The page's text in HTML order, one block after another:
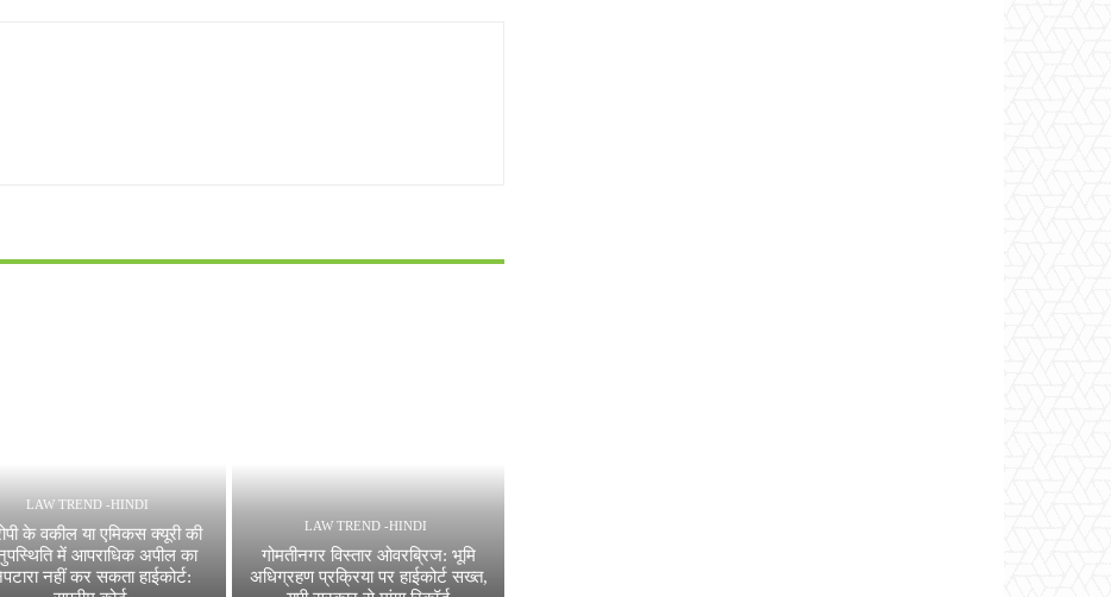
LAW TREND -HINDI
के वकील या एमिकस क्यूरी की
में आपराधिक अपील का
नहीं कर सकता हाईकोर्ट:
LAW TREND -HINDI
गोमतीनगर विस्तार ओवरब्रिज: भूमि
अधिग्रहण प्रक्रिया पर हाईकोर्ट सख्त,